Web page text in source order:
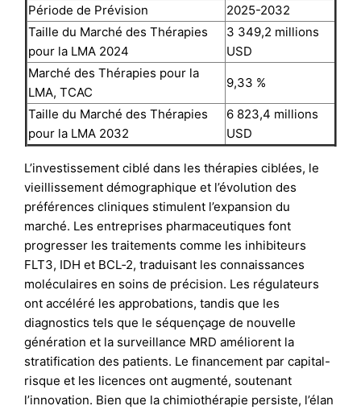
Période de Prévision
2025-2032
Taille du Marché des Thérapies
pour la LMA 2024
3 349,2 millions
USD
Marché des Thérapies pour la
LMA, TCAC
9,33 %
Taille du Marché des Thérapies
pour la LMA 2032
6 823,4 millions
USD
L’investissement ciblé dans les thérapies ciblées, le
vieillissement démographique et l’évolution des
préférences cliniques stimulent l’expansion du
marché. Les entreprises pharmaceutiques font
progresser les traitements comme les inhibiteurs
FLT3, IDH et BCL‑2, traduisant les connaissances
moléculaires en soins de précision. Les régulateurs
ont accéléré les approbations, tandis que les
diagnostics tels que le séquençage de nouvelle
génération et la surveillance MRD améliorent la
stratification des patients. Le financement par capital-
risque et les licences ont augmenté, soutenant
l’innovation. Bien que la chimiothérapie persiste, l’élan